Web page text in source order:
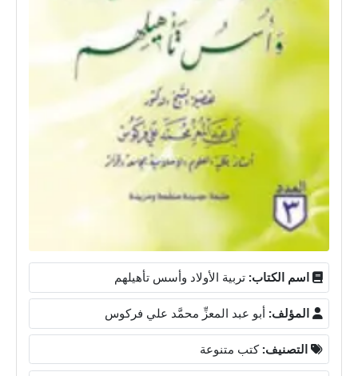
اسم الكتاب: تربية الأولاد وأسس تأهيلهم
المؤلف: أبو عبد المعزِّ محمَّد علي فركوس
التصنيف: كتب متنوعة